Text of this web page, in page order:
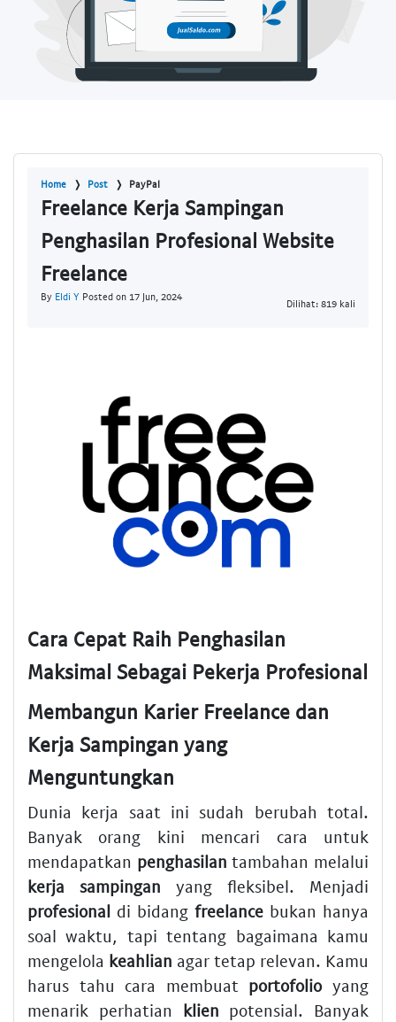
Home Post PayPal
Freelance Kerja Sampingan
Penghasilan Profesional Website
Freelance
By Eldi Y Posted on 17 Jun, 2024
Dilihat: 819 kali
Cara Cepat Raih Penghasilan
Maksimal Sebagai Pekerja Profesional
Membangun Karier Freelance dan
Kerja Sampingan yang
Menguntungkan
Dunia kerja saat ini sudah berubah total.
Banyak orang kini mencari cara untuk
mendapatkan penghasilan tambahan melalui
kerja sampingan yang fleksibel. Menjadi
profesional di bidang freelance bukan hanya
soal waktu, tapi tentang bagaimana kamu
mengelola keahlian agar tetap relevan. Kamu
harus tahu cara membuat portofolioyang
menarik perhatian klien potensial. Banyak